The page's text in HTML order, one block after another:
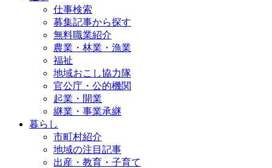
仕事検索
募集記事から探す
無料職業紹介
農業・林業・漁業
福祉
地域おこし協力隊
官公庁・公的機関
起業・開業
継業・事業承継
暮らし
市町村紹介
地域の注目記事
出産・教育・子育て